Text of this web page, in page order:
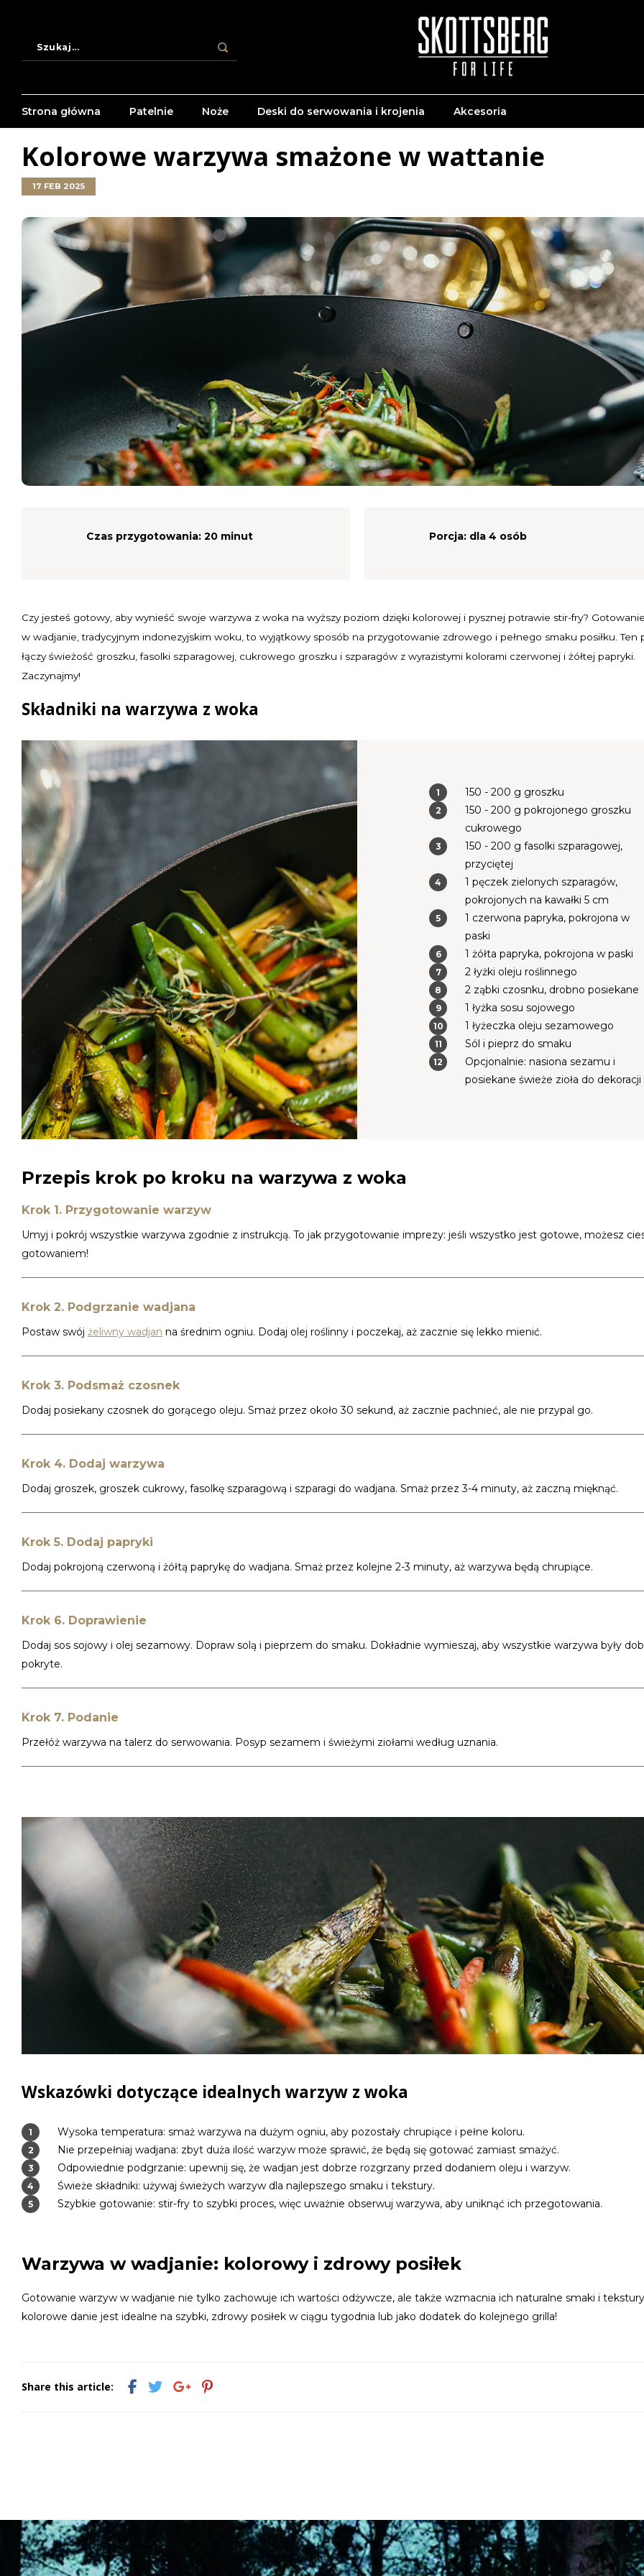
Strona główna Patelnie Noże Deski do serwowania i krojenia Akcesoria
Kolorowe warzywa smażone w wattanie
17 FEB 2025
Czas przygotowania: 20 minut Porcja: dla 4 osób
Czy jesteś gotowy, aby wynieść swoje warzywa z woka na wyższy poziom dzięki kolorowej i pysznej potrawie stir-fry?
w wadjanie, tradycyjnym indonezyjskim woku, to wyjątkowy sposób na przygotowanie zdrowego i pełnego smaku posiłku. Ten
łączy świeżość groszku, fasolki szparagowej, cukrowego groszku i szparagów z wyrazistymi kolorami czerwonej i żółtej papryki.
Zaczynajmy!
Składniki na warzywa z woka
150 - 200 g groszku
150 - 200 g pokrojonego groszku
cukrowego
150 - 200 g fasolki szparagowej,
przyciętej
1 pęczek zielonych szparagów,
pokrojonych na kawałki 5 cm
1 czerwona papryka, pokrojona w
paski
1 żółta papryka, pokrojona w paski
2 łyżki oleju roślinnego
2 ząbki czosnku, drobno posiekane
1 łyżka sosu sojowego
1 łyżeczka oleju sezamowego
Sól i pieprz do smaku
Opcjonalnie: nasiona sezamu i
posiekane świeże zioła do dekoracji
Przepis krok po kroku na warzywa z woka
Krok 1. Przygotowanie warzyw
Umyj i pokrój wszystkie warzywa zgodnie z instrukcją. To jak przygotowanie imprezy: jeśli wszystko jest gotowe, możesz
gotowaniem!
Krok 2. Podgrzanie wadjana
Postaw swój żeliwny wadjan na średnim ogniu. Dodaj olej roślinny i poczekaj, aż zacznie się lekko mienić.
Krok 3. Podsmaż czosnek
Dodaj posiekany czosnek do gorącego oleju. Smaż przez około 30 sekund, aż zacznie pachnieć, ale nie przypal go.
Krok 4. Dodaj warzywa
Dodaj groszek, groszek cukrowy, fasolkę szparagową i szparagi do wadjana. Smaż przez 3-4 minuty, aż zaczną mięknąć.
Krok 5. Dodaj papryki
Dodaj pokrojoną czerwoną i żółtą paprykę do wadjana. Smaż przez kolejne 2-3 minuty, aż warzywa będą chrupiące.
Krok 6. Doprawienie
Dodaj sos sojowy i olej sezamowy. Dopraw solą i pieprzem do smaku. Dokładnie wymieszaj, aby wszystkie warzywa były
pokryte.
Krok 7. Podanie
Przełóż warzywa na talerz do serwowania. Posyp sezamem i świeżymi ziołami według uznania.
Wskazówki dotyczące idealnych warzyw z woka
Wysoka temperatura: smaż warzywa na dużym ogniu, aby pozostały chrupiące i pełne koloru.
Nie przepełniaj wadjana: zbyt duża ilość warzyw może sprawić, że będą się gotować zamiast smażyć.
Odpowiednie podgrzanie: upewnij się, że wadjan jest dobrze rozgrzany przed dodaniem oleju i warzyw.
Świeże składniki: używaj świeżych warzyw dla najlepszego smaku i tekstury.
Szybkie gotowanie: stir-fry to szybki proces, więc uważnie obserwuj warzywa, aby uniknąć ich przegotowania.
Warzywa w wadjanie: kolorowy i zdrowy posiłek
Gotowanie warzyw w wadjanie nie tylko zachowuje ich wartości odżywcze, ale także wzmacnia ich naturalne smaki i
kolorowe danie jest idealne na szybki, zdrowy posiłek w ciągu tygodnia lub jako dodatek do kolejnego grilla!
Share this article: